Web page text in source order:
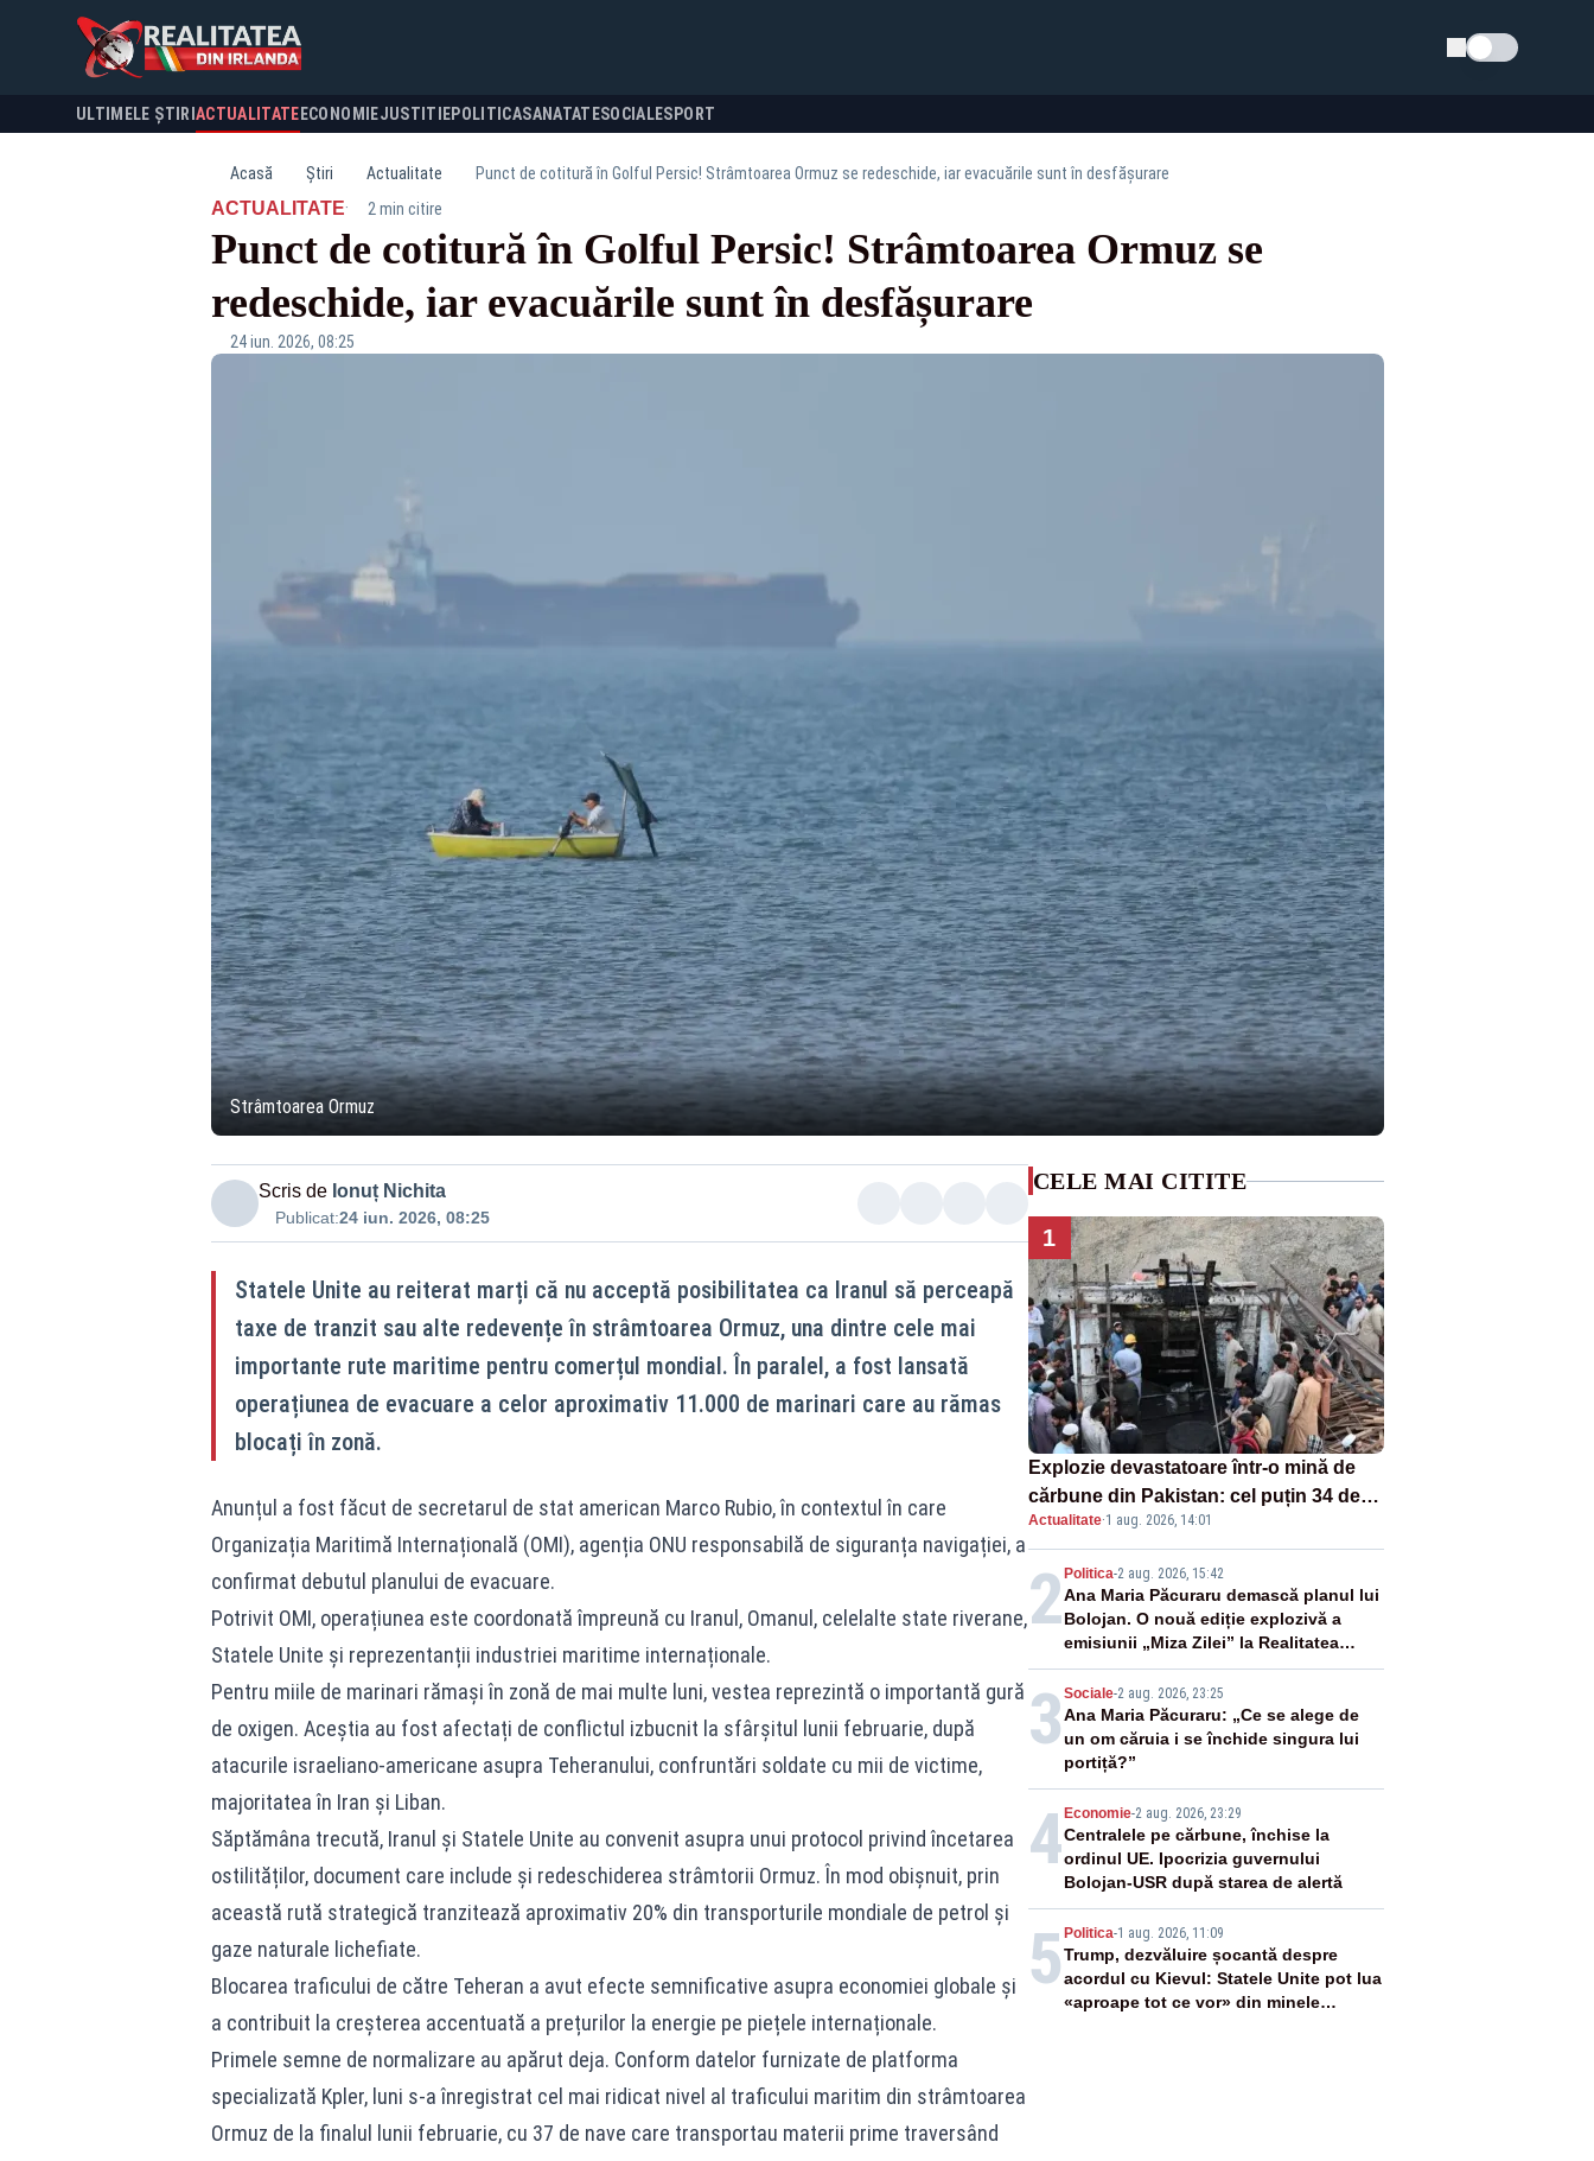
Schimba tema
ULTIMELE ȘTIRI ACTUALITATE ECONOMIEJUSTITIEPOLITICASANATATESOCIALESPORT
Acasă Știri Actualitate Punct de cotitură în Golful Persic! Strâmtoarea Ormuz se redeschide, iar evacuările sunt în desfășurare
ACTUALITATE· 2 min citire
Punct de cotitură în Golful Persic! Strâmtoarea Ormuz se
redeschide, iar evacuările sunt în desfășurare
24 iun. 2026, 08:25
Strâmtoarea Ormuz
Scris de Ionuț Nichita
Publicat:24 iun. 2026, 08:25
Statele Unite au reiterat marți că nu acceptă posibilitatea ca Iranul să perceapă
taxe de tranzit sau alte redevențe în strâmtoarea Ormuz, una dintre cele mai
importante rute maritime pentru comerțul mondial. În paralel, a fost lansată
operațiunea de evacuare a celor aproximativ 11.000 de marinari care au rămas
blocați în zonă.
Anunțul a fost făcut de secretarul de stat american Marco Rubio, în contextul în care
Organizația Maritimă Internațională (OMI), agenția ONU responsabilă de siguranța navigației, a
confirmat debutul planului de evacuare.
Potrivit OMI, operațiunea este coordonată împreună cu Iranul, Omanul, celelalte state riverane,
Statele Unite și reprezentanții industriei maritime internaționale.
Pentru miile de marinari rămași în zonă de mai multe luni, vestea reprezintă o importantă gură
de oxigen. Aceștia au fost afectați de conflictul izbucnit la sfârșitul lunii februarie, după
atacurile israeliano-americane asupra Teheranului, confruntări soldate cu mii de victime,
majoritatea în Iran și Liban.
Săptămâna trecută, Iranul și Statele Unite au convenit asupra unui protocol privind încetarea
ostilităților, document care include și redeschiderea strâmtorii Ormuz. În mod obișnuit, prin
această rută strategică tranzitează aproximativ 20% din transporturile mondiale de petrol și
gaze naturale lichefiate.
Blocarea traficului de către Teheran a avut efecte semnificative asupra economiei globale și
a contribuit la creșterea accentuată a prețurilor la energie pe piețele internaționale.
Primele semne de normalizare au apărut deja. Conform datelor furnizate de platforma
specializată Kpler, luni s-a înregistrat cel mai ridicat nivel al traficului maritim din strâmtoarea
Ormuz de la finalul lunii februarie, cu 37 de nave care transportau materii prime traversând
CELE MAI CITITE
1
Explozie devastatoare într-o mină de
cărbune din Pakistan: cel puțin 34 de
morți - VIDEO
Actualitate·1 aug. 2026, 14:01
2 Politica-2 aug. 2026, 15:42
Ana Maria Păcuraru demască planul lui
Bolojan. O nouă ediție explozivă a
emisiunii „Miza Zilei” la Realitatea
PLUS
3 Sociale-2 aug. 2026, 23:25
Ana Maria Păcuraru: „Ce se alege de
un om căruia i se închide singura lui
portiță?”
4 Economie-2 aug. 2026, 23:29
Centralele pe cărbune, închise la
ordinul UE. Ipocrizia guvernului
Bolojan-USR după starea de alertă
5 Politica-1 aug. 2026, 11:09
Trump, dezvăluire șocantă despre
acordul cu Kievul: Statele Unite pot lua
«aproape tot ce vor» din minele